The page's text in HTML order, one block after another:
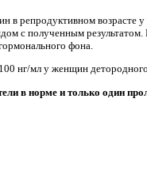
репродуктивном возрасте
с полученным
фона.
нг/мл у женщин
в норме и только один